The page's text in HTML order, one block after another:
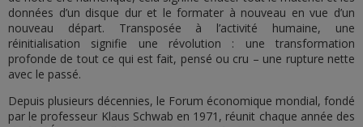
données d’un disque dur et le formater à nouveau en vue d’un
nouveau départ. Transposée à l’activité humaine, une
réinitialisation signifie une révolution : une transformation
profonde de tout ce qui est fait, pensé ou cru – une rupture nette
avec le passé.
Depuis plusieurs décennies, le Forum économique mondial, fondé
par le professeur Klaus Schwab en 1971, réunit chaque année des